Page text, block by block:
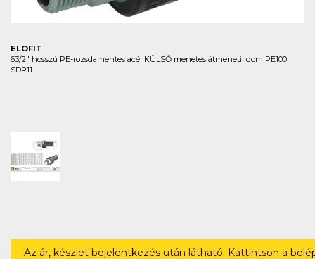
ELOFIT
63/2" hosszú PE-rozsdamentes acél KÜLSŐ menetes átmeneti idom PE100
SDR11
Az ár, készlet bejelentkezés után látható. Kattintson a